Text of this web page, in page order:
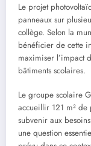
Le projet
panneaux sur
collège. Selon la
bénéficier de cette
maximiser l’impact
bâtiments scolaires.
Le groupe scolaire
accueillir 121 m² de
subvenir aux
une question